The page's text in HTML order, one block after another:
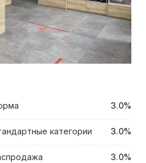
3.0%
категории 3.0%
3.0%